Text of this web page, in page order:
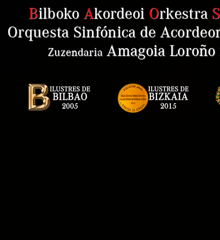
Bilboko Akordeoi Orkestra S
Orquesta Sinfónica de
Zuzendaria Amagoia Loroño